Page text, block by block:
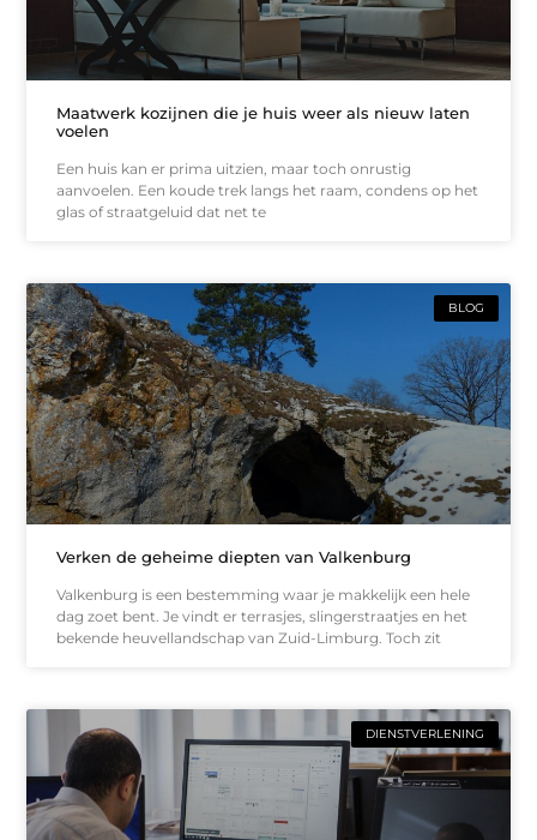
Maatwerk kozijnen die je huis weer als nieuw laten
voelen
Een huis kan er prima uitzien, maar toch onrustig
aanvoelen. Een koude trek langs het raam, condens op het
glas of straatgeluid dat net te
BLOG
Verken de geheime diepten van Valkenburg
Valkenburg is een bestemming waar je makkelijk een hele
dag zoet bent. Je vindt er terrasjes, slingerstraatjes en het
bekende heuvellandschap van Zuid-Limburg. Toch zit
DIENSTVERLENING